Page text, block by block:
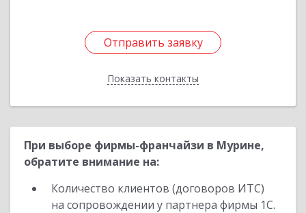
Отправить заявку
Показать контакты
Отправить заявку
Назад
При выборе фирмы-франчайзи в Мурине,
обратите внимание на:
Количество клиентов (договоров ИТС)
на сопровождении у партнера фирмы 1С.